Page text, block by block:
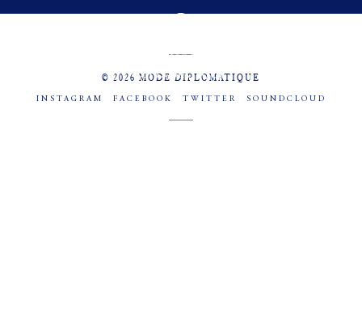
© 2026 MODE DIPLOMATIQUE
INSTAGRAM FACEBOOK TWITTER SOUNDCLOUD